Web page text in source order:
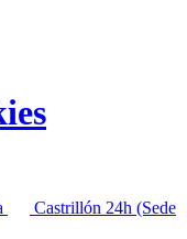
Castrillón 24h (Sede